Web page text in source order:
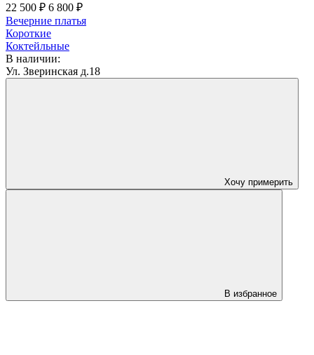
22 500 ₽ 6 800 ₽
Вечерние платья
Короткие
Коктейльные
В наличии:
Ул. Зверинская д.18
Хочу примерить
В избранное